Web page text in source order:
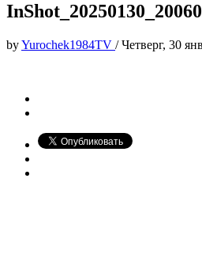
byYurochek1984TV /Четверг, 30